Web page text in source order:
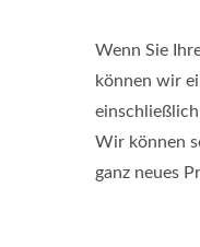
Wenn Sie
können wir
Wir können
ganz neues